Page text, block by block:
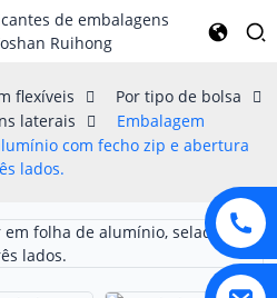
flexíveis
Por tipo de bolsa
laterais
Embalagem
com fecho zip e abertura
lados.